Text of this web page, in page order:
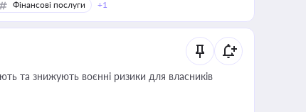
Фінансові послуги +1
та знижують воєнні ризики для власників